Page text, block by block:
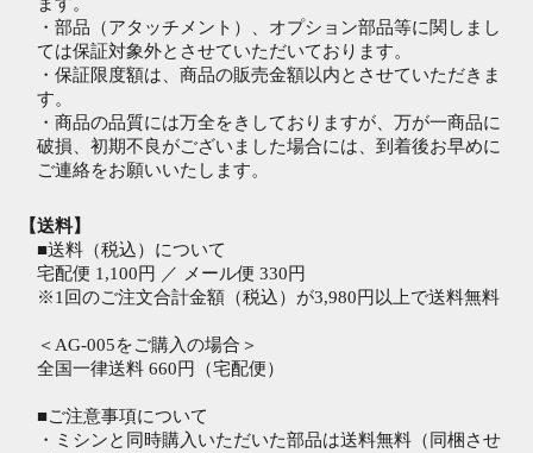
・部品（アタッチメント）、オプション部品等に関しまし
ては保証対象外とさせていただいております。
・保証限度額は、商品の販売金額以内とさせていただきま
す。
・商品の品質には万全をきしておりますが、万が一商品に
破損、初期不良がございました場合には、到着後お早めに
ご連絡をお願いいたします。
【送料】
■送料（税込）について
宅配便 1,100円 ／ メール便 330円
※1回のご注文合計金額（税込）が3,980円以上で送料無料
＜AG-005をご購入の場合＞
全国一律送料 660円（宅配便）
■ご注意事項について
・ミシンと同時購入いただいた部品は送料無料（同梱させ